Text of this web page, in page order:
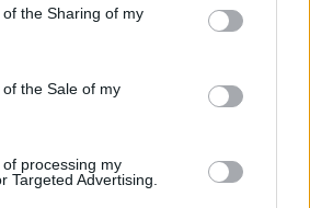
or usage behaviour. You may click to
to Google and its third-party tags to
specified purposes in below Google
the Sharing of my
the Sale of my
processing my
Targeted Advertising.